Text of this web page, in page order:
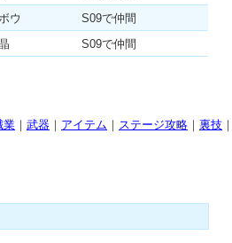
ウ
S09で仲間
S09で仲間
業 ｜ 武器 ｜ アイテム ｜ ステージ攻略 ｜ 裏技 ｜